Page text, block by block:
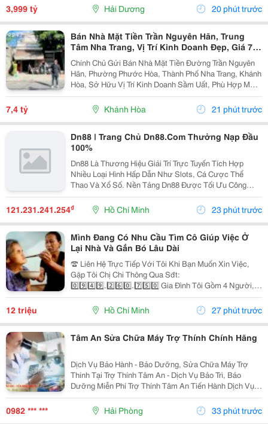
3,999 tỷ Hải Dương 20 phút trước
Bán Nhà Mặt Tiền Trần Nguyên Hãn, Trung
Tâm Nha Trang, Vị Trí Kinh Doanh Đẹp, Giá 7,4
Tỷ
Chính Chủ Gửi Bán Nhà Mặt Tiền Đường Trần Nguyên
Hãn, Phường Phước Hòa, Thành Phố Nha Trang, Khánh
Hòa, Sở Hữu Vị Trí Kinh Doanh Sầm Uất, Phù Hợp Mở
Cửa Hàng, Văn Phòng, Showroom Hoặc Đầu Tư Cho
Thuê Lâu Dài. Thông Tin Chi Tiết. - Địa Chỉ: Số...
7,4 tỷ Khánh Hòa 21 phút trước
Dn88 | Trang Chủ Dn88.Com Thưởng Nạp Đầu
100%
Dn88 Là Thương Hiệu Giải Trí Trực Tuyến Tích Hợp
Nhiều Loại Hình Hấp Dẫn Như Slots, Cá Cược Thể
Thao Và Xổ Số. Nền Tảng Dn88 Được Tối Ưu Công
Nghệ, Bảo Mật Cao, Nạp Rút Nhanh Và Hỗ Trợ Tốt Trên
Pc Lẫn Điện Thoại Di Động. Website:
Https://Dn88C.com/...
121.231.241.254₫ Hồ Chí Minh 23 phút trước
Mình Đang Có Nhu Cầu Tìm Cô Giúp Việc Ở
Lại Nhà Và Gắn Bó Lâu Dài
☎️ Liên Hệ Trực Tiếp Với Tôi Khi Bạn Muốn Xin Việc,
Gặp Tôi Chị Chi Thông Qua Sđt:
0️⃣9️⃣4️⃣9️⃣.2️⃣6️⃣0️⃣.7️⃣5️⃣0️⃣ Gia Đình Tôi Gồm 4 Người, 2
Vợ Chồng 2 Con Nhỏ, Bé Lớn 9 Tuổi Đã Đi Học Có Ba
Mẹ Đưa Rước, Bé Nhỏ 1 Tuổi. Nhà Thì Chỉ Có 1 Lầu.
12 triệu Hồ Chí Minh 27 phút trước
Tâm An Sửa Chữa Máy Trợ Thính Chính Hãng
Dịch Vụ Bảo Hành - Bảo Dưỡng, Sửa Chữa Máy Trợ
Thính Tại Trợ Thính Tâm An - Dịch Vụ Bảo Trì, Bảo
Dưỡng Miễn Phí Trợ Thính Tâm An Tiến Hành Dịch Vụ
Bảo Dưỡng, Vệ Sinh Sấy Khô Máy Trợ Thính Định Kì 3
Tháng/1 Lần Đối Với Tất Cả Các Thiêt Bị Trợ...
0982 *** *** Hải Phòng 33 phút trước